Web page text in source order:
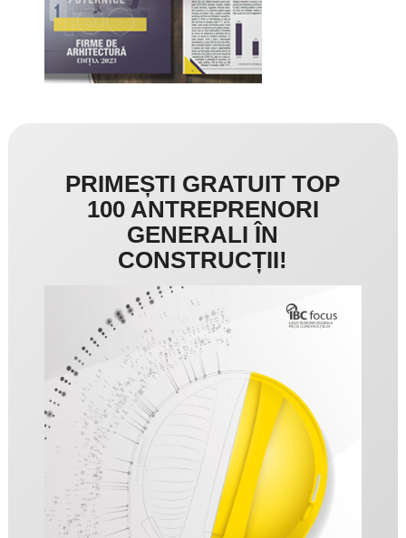
PRIMEȘTI GRATUIT TOP
100 ANTREPRENORI
GENERALI ÎN
CONSTRUCȚII!